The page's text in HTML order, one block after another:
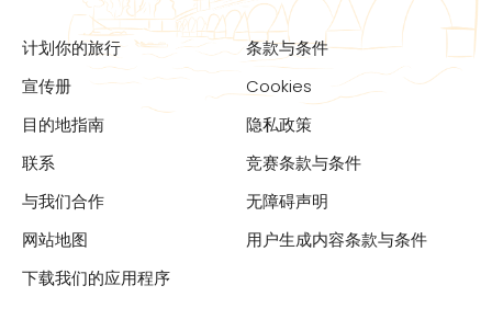
计划你的旅行
宣传册
目的地指南
联系
与我们合作
网站地图
下载我们的应用程序
条款与条件
Cookies
隐私政策
竞赛条款与条件
无障碍声明
用户生成内容条款与条件